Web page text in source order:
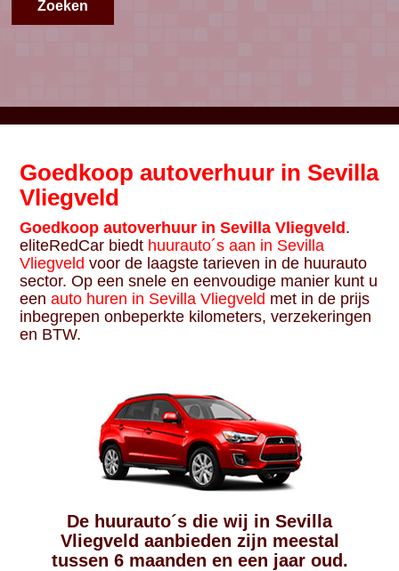
Goedkoop autoverhuur in Sevilla
Vliegveld
Goedkoop autoverhuur in Sevilla Vliegveld .
eliteRedCar biedt huurauto´s aan in Sevilla
Vliegveld voor de laagste tarieven in de huurauto
sector. Op een snele en eenvoudige manier kunt u
eenauto huren in Sevilla Vliegveld met in de prijs
inbegrepen onbeperkte kilometers, verzekeringen
en BTW.
De huurauto´s die wij in Sevilla
Vliegveld aanbieden zijn meestal
tussen 6 maanden en een jaar oud.